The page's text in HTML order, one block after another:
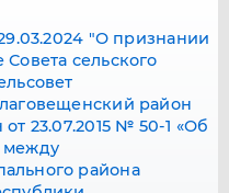
"О признании
сельского
район
23.07.2015 № 50-1 «Об
между
района